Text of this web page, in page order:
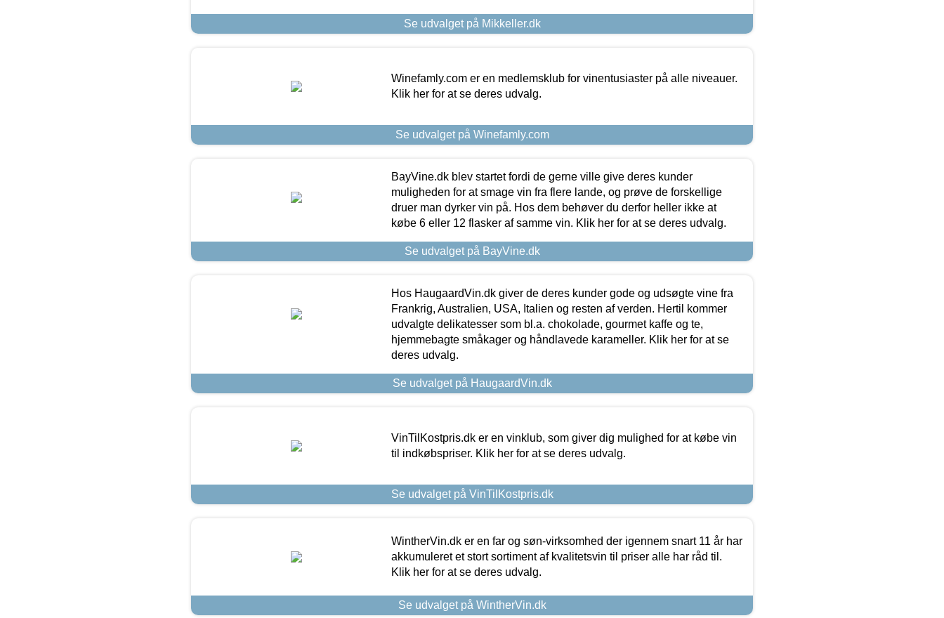
Se udvalget på Mikkeller.dk
Winefamly.com er en medlemsklub for vinentusiaster på alle niveauer.
Klik her for at se deres udvalg.
Se udvalget på Winefamly.com
BayVine.dk blev startet fordi de gerne ville give deres kunder
muligheden for at smage vin fra flere lande, og prøve de forskellige
druer man dyrker vin på. Hos dem behøver du derfor heller ikke at
købe 6 eller 12 flasker af samme vin. Klik her for at se deres udvalg.
Se udvalget på BayVine.dk
Hos HaugaardVin.dk giver de deres kunder gode og udsøgte vine fra
Frankrig, Australien, USA, Italien og resten af verden. Hertil kommer
udvalgte delikatesser som bl.a. chokolade, gourmet kaffe og te,
hjemmebagte småkager og håndlavede karameller. Klik her for at se
deres udvalg.
Se udvalget på HaugaardVin.dk
VinTilKostpris.dk er en vinklub, som giver dig mulighed for at købe vin
til indkøbspriser. Klik her for at se deres udvalg.
Se udvalget på VinTilKostpris.dk
WintherVin.dk er en far og søn-virksomhed der igennem snart 11 år har
akkumuleret et stort sortiment af kvalitetsvin til priser alle har råd til.
Klik her for at se deres udvalg.
Se udvalget på WintherVin.dk